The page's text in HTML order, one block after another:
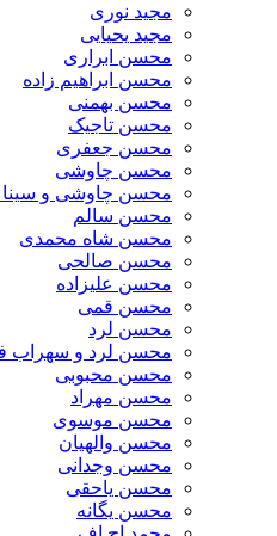
مجید نوری
مجید یحیایی
محسن ابراری
محسن ابراهیم زاده
محسن بهمنی
محسن تاجیک
محسن جعفری
محسن چاوشی
محسن چاوشی و
محسن سالم
محسن شاه محمدی
محسن صالحی
محسن علیزاده
محسن قمی
محسن لرد
محسن لرد و سهراب
محسن محبوبی
محسن مهراد
محسن موسوی
محسن والهیان
محسن وجدانی
محسن یاحقی
محسن یگانه